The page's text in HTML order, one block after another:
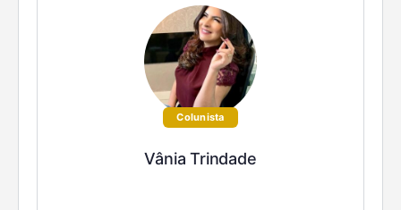
Colunista
Vânia Trindade